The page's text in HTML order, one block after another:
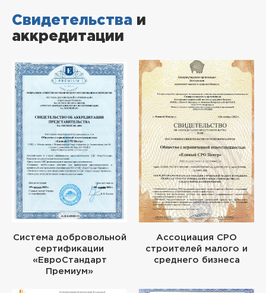
Свидетельства и
аккредитации
Система добровольной
сертификации
«ЕвроСтандарт
Премиум»
Ассоциация СРО
строителей малого и
среднего бизнеса